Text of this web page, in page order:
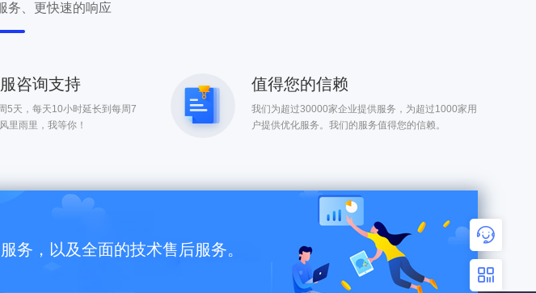
务、更快速的响应
咨询支持
5天，每天10小时延长到每周7
里雨里，我等你！
值得您的信赖
我们为超过30000家企业提供服务，为超过1000家用
户提供优化服务。我们的服务值得您的信赖。
务，以及全面的技术售后服务。
您好，很高兴为您服务！
售前咨询
扫码加好友，优惠等你来！